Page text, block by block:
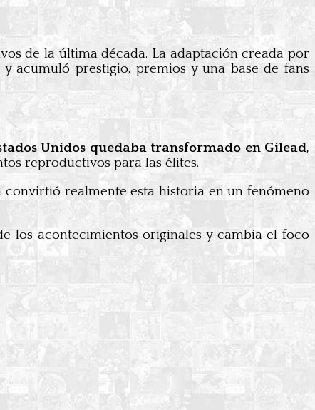
de la última década. La adaptación creada por
acumuló prestigio, premios y una base de fans
Unidos quedaba transformado en Gilead,
reproductivos para las élites.
realmente esta historia en un fenómeno
los acontecimientos originales y cambia el foco